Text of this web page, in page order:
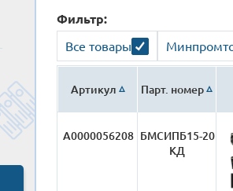
Фильтр:
Все товары
Артикул Парт. номер
А0000056208 БМСИПБ15-20
КД